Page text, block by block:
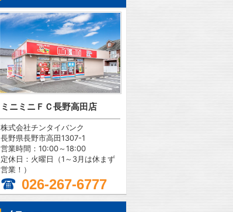
ミニミニＦＣ長野高田店
株式会社チンタイバンク
長野県長野市高田1307-1
営業時間：10:00～18:00
定休日：火曜日（1～3月は休まず
営業！）
026-267-6777